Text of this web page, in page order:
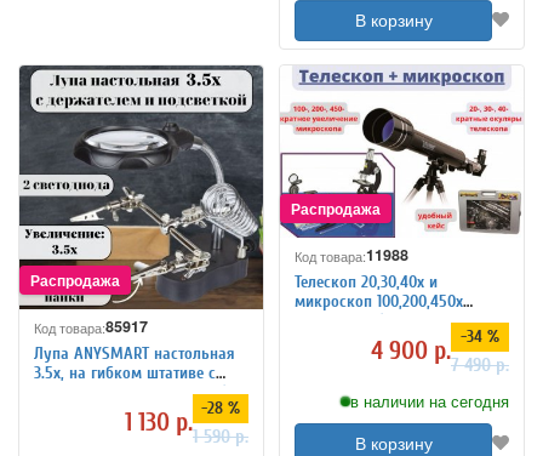
В корзину
Код товара:85917
Лупа ANYSMART настольная
3.5x, на гибком штативе с
держателем и подсветкой (2
1 130 р. -28 %
1 590 р.
Код товара:11988
Телескоп 20,30,40х и
микроскоп 100,200,450х
Eastcolight (в подарочном
кейсе) 20884 900 р. -34 %
7 490 р.
в наличии на сегодня
В корзину